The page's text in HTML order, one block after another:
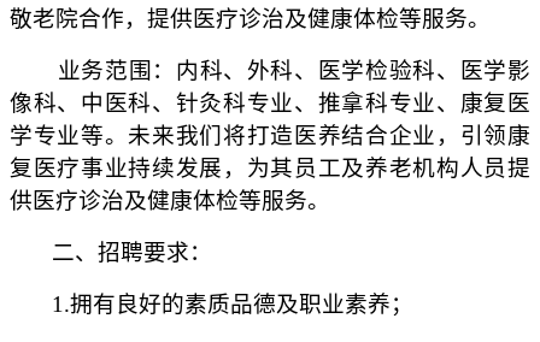
敬老院合作，提供医疗诊治及健康体检等服务。
业务范围：内科、外科、医学检验科、医学影
像科、中医科、针灸科专业、推拿科专业、康复医
学专业等。未来我们将打造医养结合企业，引领康
复医疗事业持续发展，为其员工及养老机构人员提
供医疗诊治及健康体检等服务。
二、招聘要求：
1.拥有良好的素质品德及职业素养；